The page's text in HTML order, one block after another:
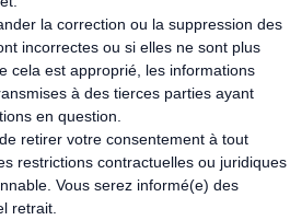
la correction ou la suppression des
incorrectes ou si elles ne sont plus
cela est approprié, les informations
à des tierces parties ayant
en question.
retirer votre consentement à tout
restrictions contractuelles ou juridiques
Vous serez informé(e) des
retrait.